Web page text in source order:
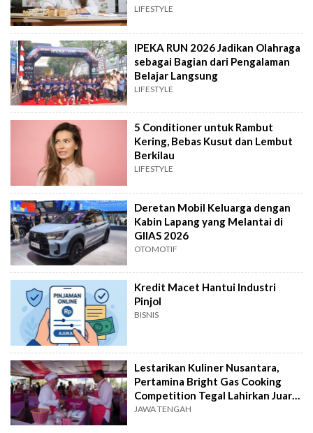
LIFESTYLE
IPEKA RUN 2026 Jadikan Olahraga
sebagai Bagian dari Pengalaman
Belajar Langsung
LIFESTYLE
5 Conditioner untuk Rambut
Kering, Bebas Kusut dan Lembut
Berkilau
LIFESTYLE
Deretan Mobil Keluarga dengan
Kabin Lapang yang Melantai di
GIIAS 2026
OTOMOTIF
Kredit Macet Hantui Industri
Pinjol
BISNIS
Lestarikan Kuliner Nusantara,
Pertamina Bright Gas Cooking
Competition Tegal Lahirkan Juara
Baru
JAWA TENGAH